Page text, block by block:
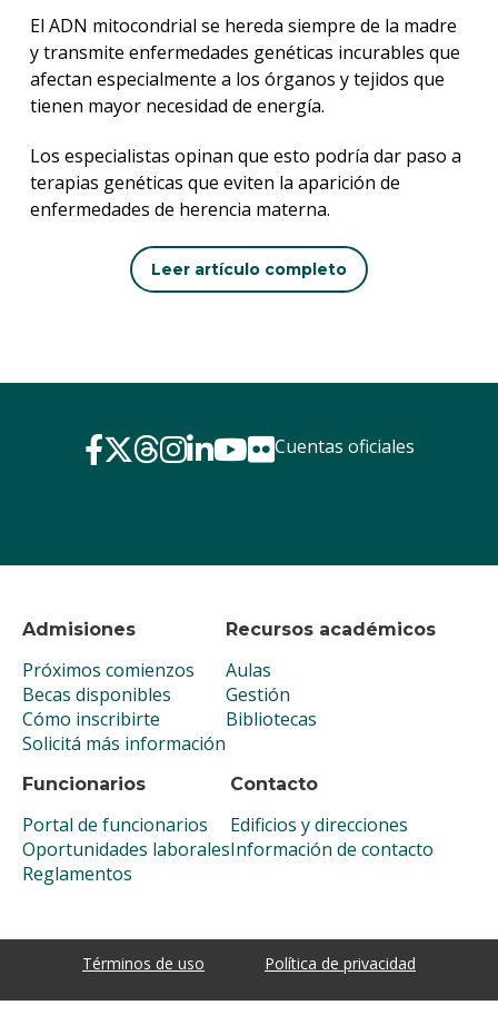
El ADN mitocondrial se hereda siempre de la madre
y transmite enfermedades genéticas incurables que
afectan especialmente a los órganos y tejidos que
tienen mayor necesidad de energía.
Los especialistas opinan que esto podría dar paso a
terapias genéticas que eviten la aparición de
enfermedades de herencia materna.
Leer artículo completo
Admisiones
Próximos comienzos
Becas disponibles
Cómo inscribirte
Solicitá más información
Recursos académicos
Aulas
Gestión
Bibliotecas
Funcionarios
Portal de funcionarios
Oportunidades laborales
Reglamentos
Contacto
Edificios y direcciones
Información de contacto
Cuentas oficiales
Términos de uso Política de privacidad